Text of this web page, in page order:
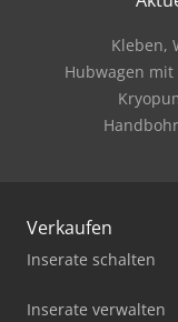
Kleben,
Hubwagen mit
Verkaufen
Inserate schalten
Inserate verwalten